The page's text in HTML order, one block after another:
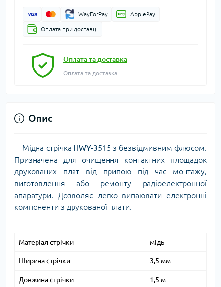
WayForPay ApplePay
Оплата при доставці
Оплата та доставка
Оплата та доставка
Опис
Мідна стрічка HWY-3515 з безвідмивним флюсом.
Призначена для очищення контактних площадок
друкованих плат від припою під час монтажу,
виготовлення або ремонту радіоелектронної
апаратури. Дозволяє легко випаювати електронні
компоненти з друкованої плати.
Матеріал стрічки мідь
Ширина стрічки 3,5 мм
Довжина стрічки 1,5 м